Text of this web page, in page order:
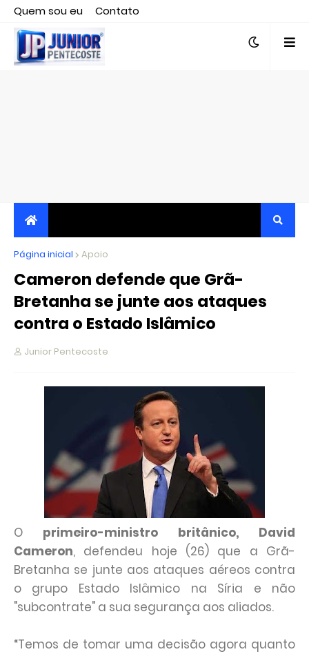
Quem sou eu
Contato
Editor responsável, jornalista Clovis Almeida.
JORNALISMO INDEPENDENTE, TRANSPARENTE E
CRÍTICO
Página inicial Apoio
Cameron defende que Grã-
Bretanha se junte aos ataques
contra o Estado Islâmico
Junior Pentecoste
O primeiro-ministro britânico, David
Cameron, defendeu hoje (26) que a Grã-
Bretanha se junte aos ataques aéreos contra
o grupo Estado Islâmico na Síria e não
"subcontrate" a sua segurança aos aliados.
“Temos de tomar uma decisão agora quanto